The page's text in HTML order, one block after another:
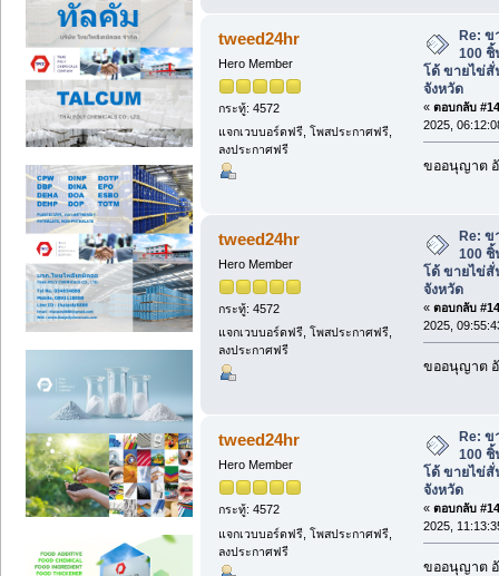
tweed24hr
Hero Member
กระทู้: 4572
แจกเวบบอร์ดฟรี, โพสประกาศฟรี,
ลงประกาศฟรี
Re: ข
100 ชิ้
โด้ ขายไข่สั่
จังหวัด
« ตอบกลับ
2025,
ขออนุญาต
tweed24hr
Hero Member
กระทู้: 4572
แจกเวบบอร์ดฟรี, โพสประกาศฟรี,
ลงประกาศฟรี
Re: ข
100 ชิ้
โด้ ขายไข่สั่
จังหวัด
« ตอบกลับ
2025,
ขออนุญาต
tweed24hr
Hero Member
กระทู้: 4572
แจกเวบบอร์ดฟรี, โพสประกาศฟรี,
ลงประกาศฟรี
Re: ข
100 ชิ้
โด้ ขายไข่สั่
จังหวัด
« ตอบกลับ
2025,
ขออนุญาต